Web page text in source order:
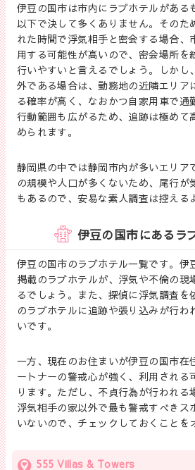
伊豆の国市は市内にラブホテルがある
以下で決して多くありません。そのた
れた時間で浮気相手と密会する場合、
用する可能性が高いので、密会場所を
行いやすいと言えるでしょう。しかし
外である場合は、勤務地の近隣エリア
る確率が高く、なおかつ自家用車で通
行動範囲も広がるため、追跡は極めて
められます。
静岡県の中では静岡市内が多いエリア
の規模や人口が多くないため、尾行が
もあるので、安易な素人調査は控える
伊豆の国市にあるラ
伊豆の国市のラブホテル一覧です。伊
掲載のラブホテルが、浮気や不倫の現
るでしょう。また、探偵に浮気調査を
のラブホテルに追跡や張り込みが行わ
いです。
一方、現在のお住まいが伊豆の国市在
ートナーの警戒心が強く、利用される
ります。ただし、不貞行為が行われる
浮気相手の家以外で最も警戒すべきス
いないので、チェックしておくことを
555 Villas & Towers